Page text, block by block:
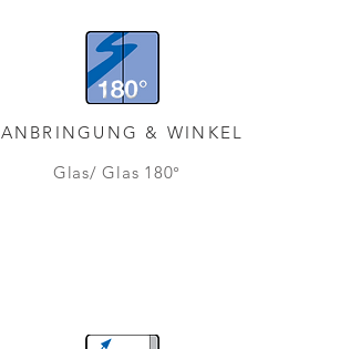
ANBRINGUNG & WINKEL
Glas/ Glas 180°